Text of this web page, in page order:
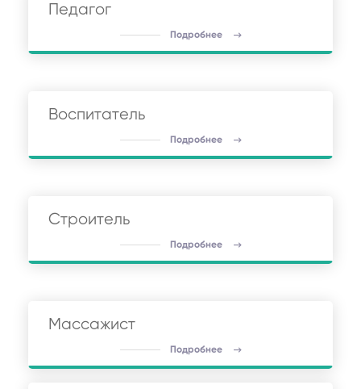
Педагог
Подробнее
Воспитатель
Подробнее
Строитель
Подробнее
Массажист
Подробнее